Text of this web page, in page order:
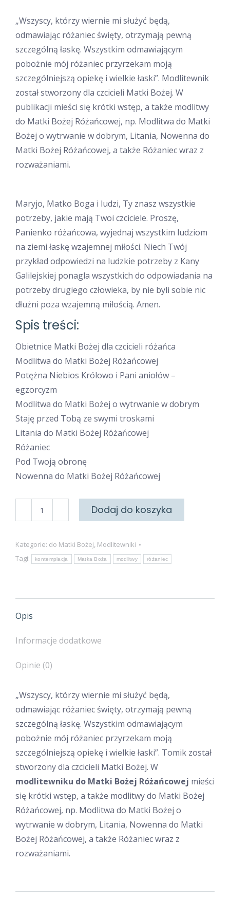
„Wszyscy, którzy wiernie mi służyć będą,
odmawiając różaniec święty, otrzymają pewną
szczególną łaskę. Wszystkim odmawiającym
pobożnie mój różaniec przyrzekam moją
szczególniejszą opiekę i wielkie łaski”. Modlitewnik
został stworzony dla czcicieli Matki Bożej. W
publikacji mieści się krótki wstęp, a także modlitwy
do Matki Bożej Różańcowej, np. Modlitwa do Matki
Bożej o wytrwanie w dobrym, Litania, Nowenna do
Matki Bożej Różańcowej, a także Różaniec wraz z
rozważaniami.
Maryjo, Matko Boga i ludzi, Ty znasz wszystkie
potrzeby, jakie mają Twoi czciciele. Proszę,
Panienko różańcowa, wyjednaj wszystkim ludziom
na ziemi łaskę wzajemnej miłości. Niech Twój
przykład odpowiedzi na ludzkie potrzeby z Kany
Galilejskiej ponagla wszystkich do odpowiadania na
potrzeby drugiego człowieka, by nie byli sobie nic
dłużni poza wzajemną miłością. Amen.
Spis treści:
Obietnice Matki Bożej dla czcicieli różańca
Modlitwa do Matki Bożej Różańcowej
Potężna Niebios Królowo i Pani aniołów –
egzorcyzm
Modlitwa do Matki Bożej o wytrwanie w dobrym
Staję przed Tobą ze swymi troskami
Litania do Matki Bożej Różańcowej
Różaniec
Pod Twoją obronę
Nowenna do Matki Bożej Różańcowej
Do
Bożej
Różańcowej
Dodaj do koszyka
Kategorie: do Matki Bożej, Modlitewniki
Tagi:
kontemplacja Matka Boża modlitwy różaniec
Opis
Informacje dodatkowe
Opinie (0)
„Wszyscy, którzy wiernie mi służyć będą,
odmawiając różaniec święty, otrzymają pewną
szczególną łaskę. Wszystkim odmawiającym
pobożnie mój różaniec przyrzekam moją
szczególniejszą opiekę i wielkie łaski”. Tomik został
stworzony dla czcicieli Matki Bożej. W
modlitewniku do Matki Bożej Różańcowej mieści
się krótki wstęp, a także modlitwy do Matki Bożej
Różańcowej, np. Modlitwa do Matki Bożej o
wytrwanie w dobrym, Litania, Nowenna do Matki
Bożej Różańcowej, a także Różaniec wraz z
rozważaniami.